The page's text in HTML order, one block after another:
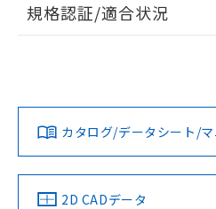
ログイン/
ダウンロードデータをご利用い
みください。
ソフトウェアの使用条件
EU RoHS 注意事項・凡例
対応済み
中国 RoHS 注意事項・凡例
規格認証/適合状況
LR型式承認
（イギリス
船舶規格）
DNV型式承認
（ノルウェー
カタログ/データシート/
2D CADデータ